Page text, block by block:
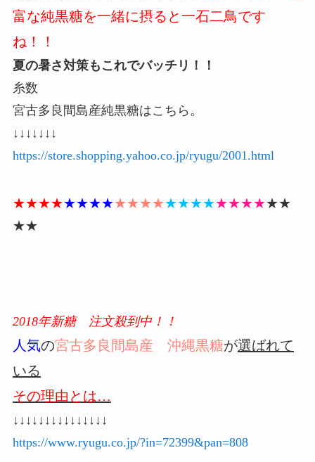
富な純黒糖を一緒に摂ると一石二鳥です
ね！！
夏の暑さ対策もこれでバッチリ！！
糸数
宮古多良間島産純黒糖はこちら。
↓↓↓↓↓↓↓
https://store.shopping.yahoo.co.jp/ryugu/2001.html
★★★★★★★★★★★★★★★★★★★★★★
★★
2018年新糖 注文殺到中！！
人気の宮古多良間島産 沖縄黒糖が選ばれて
いる
その理由とは…
↓↓↓↓↓↓↓↓↓↓↓↓↓↓↓
https://www.ryugu.co.jp/?in=72399&pan=808